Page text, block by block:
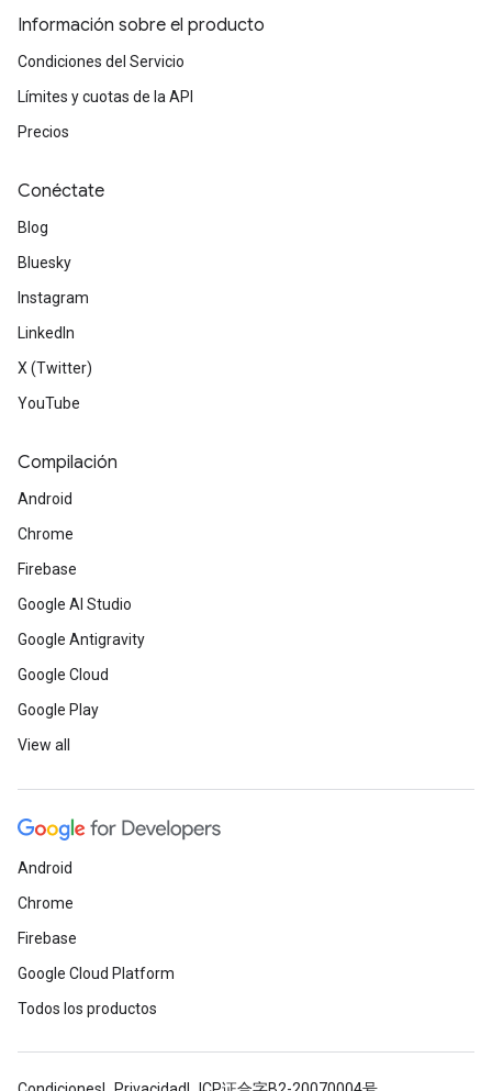
Información sobre el producto
Condiciones del Servicio
Límites y cuotas de la API
Precios
Conéctate
Blog
Bluesky
Instagram
LinkedIn
X (Twitter)
YouTube
Compilación
Android
Chrome
Firebase
Google AI Studio
Google Antigravity
Google Cloud
Google Play
View all
Android
Chrome
Firebase
Google Cloud Platform
Todos los productos